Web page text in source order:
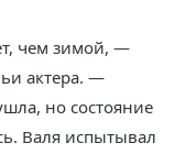
чем зимой, —
актера. —
но состояние
Валя испытывал